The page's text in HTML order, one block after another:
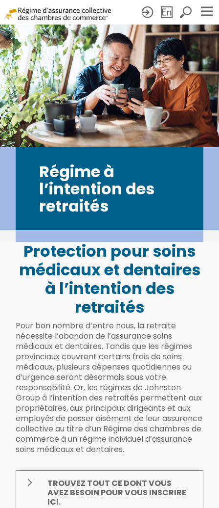
Régime à
l’intention des
retraités
Protection pour soins
médicaux et dentaires
à l’intention des
retraités
Pour bon nombre d’entre nous, la retraite
nécessite l’abandon de l’assurance soins
médicaux et dentaires. Tandis que les régimes
provinciaux couvrent certains frais de soins
médicaux, plusieurs dépenses quotidiennes ou
d’urgence seront désormais sous votre
responsabilité. Or, les régimes de Johnston
Group à l’intention des retraités permettent aux
propriétaires, aux principaux dirigeants et aux
employés de passer aisément de leur assurance
collective au titre d’un Régime des chambres de
commerce à un régime individuel d’assurance
soins médicaux et dentaires.
TROUVEZ TOUT CE DONT VOUS
AVEZ BESOIN POUR VOUS INSCRIRE
ICI.